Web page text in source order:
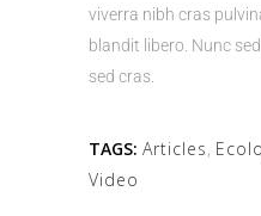
viverra nibh cras
blandit libero. Nunc
sed cras.
TAGS: Articles,
Video